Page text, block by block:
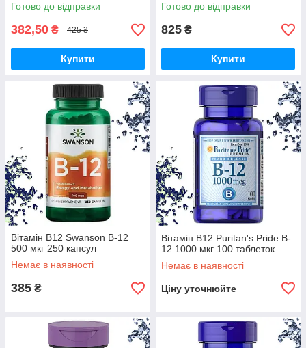
Готово до відправки
382,50 ₴ 425 ₴
Купити
Готово до відправки
825 ₴
Купити
Вітамін B12 Swanson B-12
500 мкг 250 капсул
Немає в наявності
385 ₴
Вітамін B12 Puritan's Pride B-
12 1000 мкг 100 таблеток
Немає в наявності
Ціну уточнюйте